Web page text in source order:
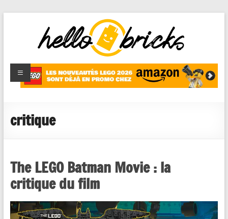
HelloBricks
Blog LEGO,
nouveaut�s
reviews
critique
The LEGO Batman Movie : la
critique du film